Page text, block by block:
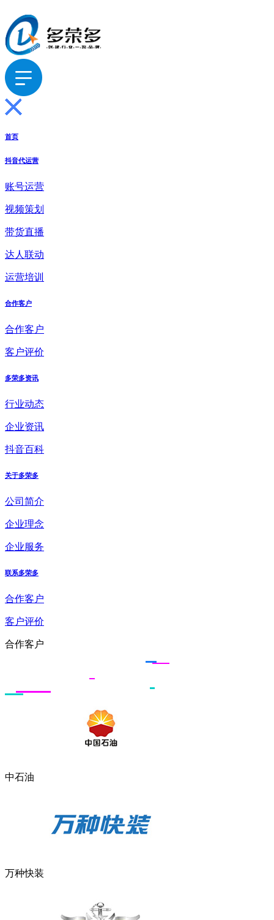
首页
抖音代运营
账号运营
视频策划
带货直播
达人联动
运营培训
合作客户
合作客户
客户评价
多荣多资讯
行业动态
企业资讯
抖音百科
关于多荣多
公司简介
企业理念
企业服务
联系多荣多
合作客户
客户评价
合作客户
中石油
万种快装